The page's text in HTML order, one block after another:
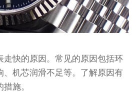
快的原因。常见的原因包括环
、机芯润滑不足等。了解原因有
施。